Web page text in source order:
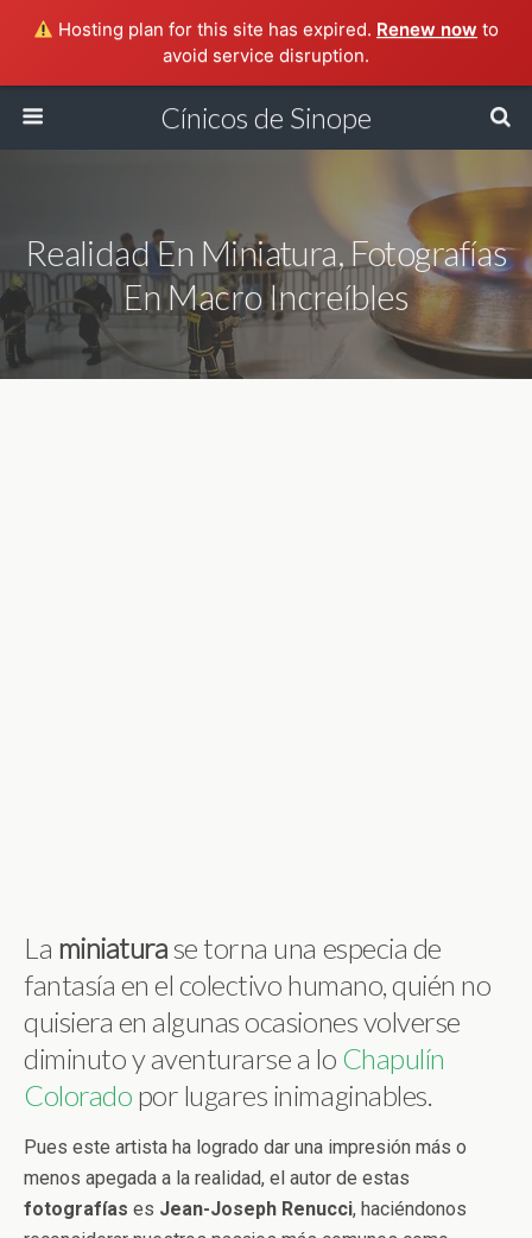
Hosting plan for this site has expired. Renew now to
avoid service disruption.
Cínicos de Sinope
Realidad En Miniatura, Fotografías
En Macro Increíbles
La miniaturase torna una especia de
fantasía en el colectivo humano, quién no
quisiera en algunas ocasiones volverse
diminuto y aventurarse a lo Chapulín
Colorado por lugares inimaginables.
Pues este artista ha logrado dar una impresión más o
menos apegada a la realidad, el autor de estas
fotografías es Jean-Joseph Renucci, haciéndonos